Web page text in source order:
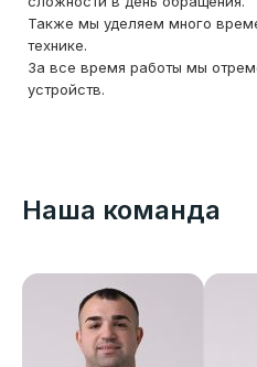
Также мы уделяем много
технике.
За все время работы мы
устройств.
Наша команда